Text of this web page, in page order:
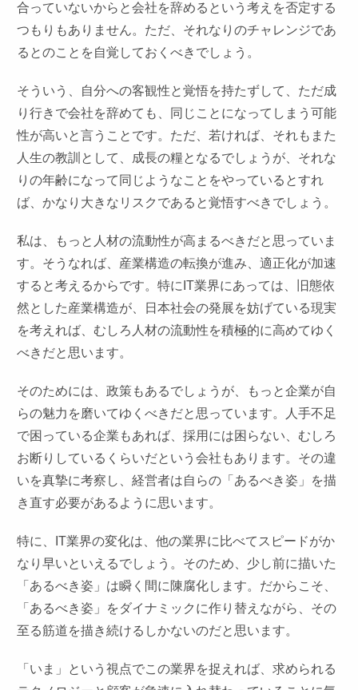
合っていないからと会社を辞めるという考えを否定する
つもりもありません。ただ、それなりのチャレンジであ
るとのことを自覚しておくべきでしょう。
そういう、自分への客観性と覚悟を持たずして、ただ成
り行きで会社を辞めても、同じことになってしまう可能
性が高いと言うことです。ただ、若ければ、それもまた
人生の教訓として、成長の糧となるでしょうが、それな
りの年齢になって同じようなことをやっているとすれ
ば、かなり大きなリスクであると覚悟すべきでしょう。
私は、もっと人材の流動性が高まるべきだと思っていま
す。そうなれば、産業構造の転換が進み、適正化が加速
すると考えるからです。特にIT業界にあっては、旧態依
然とした産業構造が、日本社会の発展を妨げている現実
を考えれば、むしろ人材の流動性を積極的に高めてゆく
べきだと思います。
そのためには、政策もあるでしょうが、もっと企業が自
らの魅力を磨いてゆくべきだと思っています。人手不足
で困っている企業もあれば、採用には困らない、むしろ
お断りしているくらいだという会社もあります。その違
いを真摯に考察し、経営者は自らの「あるべき姿」を描
き直す必要があるように思います。
特に、IT業界の変化は、他の業界に比べてスピードがか
なり早いといえるでしょう。そのため、少し前に描いた
「あるべき姿」は瞬く間に陳腐化します。だからこそ、
「あるべき姿」をダイナミックに作り替えながら、その
至る筋道を描き続けるしかないのだと思います。
「いま」という視点でこの業界を捉えれば、求められる